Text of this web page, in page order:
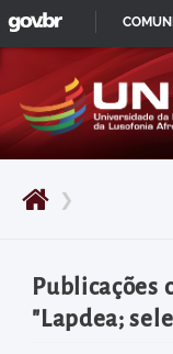
Pular
para
início
do
principal
Acessar
diretamente
❯
Publicações
"Lapdea;
GOVBR